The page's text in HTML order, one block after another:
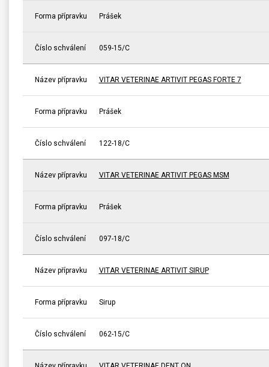
Forma přípravku Prášek
Číslo schválení 059-15/C
Název přípravku VITAR VETERINAE ARTIVIT PEGAS FORTE 7
Forma přípravku Prášek
Číslo schválení 122-18/C
Název přípravku VITAR VETERINAE ARTIVIT PEGAS MSM
Forma přípravku Prášek
Číslo schválení 097-18/C
Název přípravku VITAR VETERINAE ARTIVIT SIRUP
Forma přípravku Sirup
Číslo schválení 062-15/C